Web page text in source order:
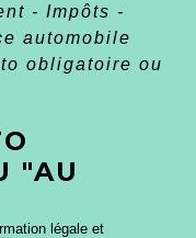
- Impôts -
automobile
obligatoire ou
"AU
légale et